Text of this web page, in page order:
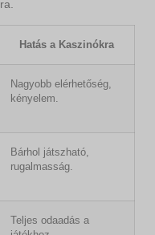
Hatás a Kaszinókra
Nagyobb elérhetőség,
kényelem.
Bárhol játszható,
rugalmasság.
Teljes odaadás a